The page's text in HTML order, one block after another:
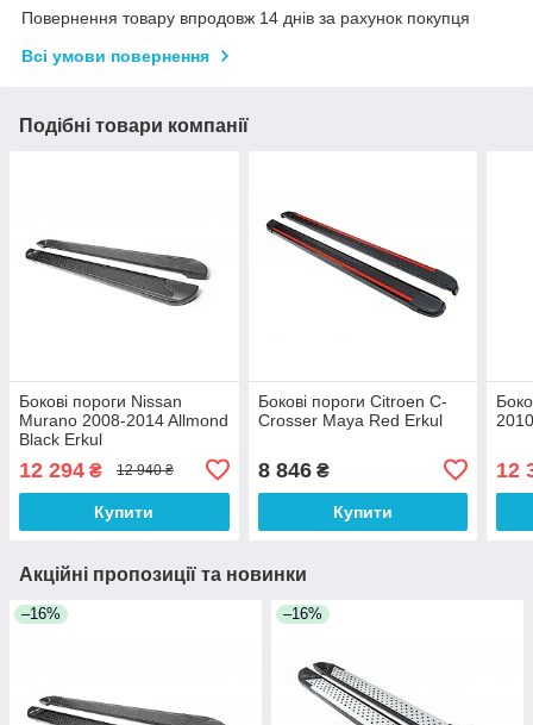
Повернення товару впродовж 14 днів за рахунок покупця
Всі умови повернення
Подібні товари компанії
Бокові пороги Nissan
Murano 2008-2014 Allmond
Black Erkul
12 294 ₴ 12 940 ₴
Купити
Бокові пороги Citroen C-
Crosser Maya Red Erkul
8 846₴
Купити
12
Акційні пропозиції та новинки
–16% –16%